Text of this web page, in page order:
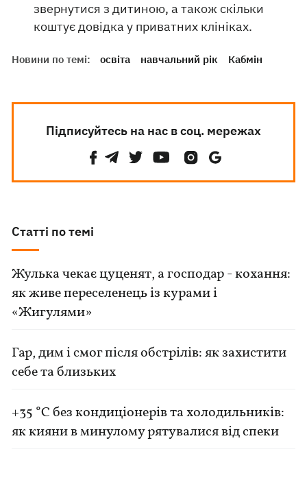
звернутися з дитиною, а також скільки
коштує довідка у приватних клініках.
Новини по темі: освіта навчальний рік Кабмін
Підписуйтесь на нас в соц. мережах
Статті по темі
Жулька чекає цуценят, а господар - кохання:
як живе переселенець із курами і
«Жигулями»
Гар, дим і смог після обстрілів: як захистити
себе та близьких
+35 °C без кондиціонерів та холодильників:
як кияни в минулому рятувалися від спеки